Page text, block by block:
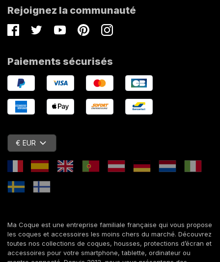
Rejoignez la communauté
FacebookTwitterYoutubePinterestInstagram
Paiements sécurisés
€ EUR
Ma Coque est une entreprise familiale française qui vous propose
les coques et accessoires les moins chers du marché. Découvrez
toutes nos collections de coques, housses, protections d’écran et
accessoires pour votre smartphone, tablette, ordinateur ou